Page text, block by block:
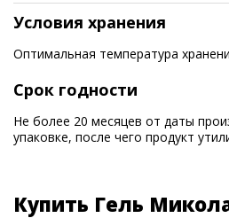
Условия хранения
Оптимальная температура
Срок годности
Не более 20 месяцев от даты
упаковке, после чего продукт
Купить Гель